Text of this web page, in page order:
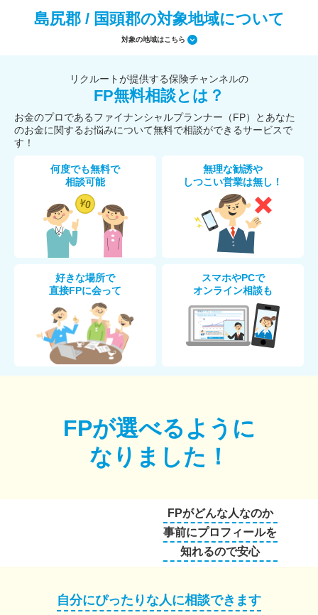
島尻郡 / 国頭郡の対象地域について
対象の地域はこちら
リクルートが提供する保険チャンネルの
FP無料相談とは？
お金のプロであるファイナンシャルプランナー（FP）とあなた
のお金に関するお悩みについて無料で相談ができるサービスで
す！
何度でも無料で
相談可能
無理な勧誘や
しつこい営業は無し！
好きな場所で
直接FPに会って
スマホやPCで
オンライン相談も
FPが選べるように
なりました！
FPがどんな人なのか
事前にプロフィールを
知れるので安心
自分にぴったりな人に相談できます